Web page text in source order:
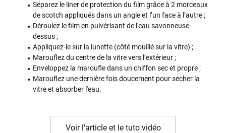
Séparez le liner de protection du film grâce à 2 morceaux
de scotch appliqués dans un angle et l’un face à l’autre ;
Déroulez le film en pulvérisant de l'eau savonneuse
dessus ;
Appliquez-le sur la lunette (côté mouillé sur la vitre) ;
Marouflez du centre de la vitre vers l’extérieur ;
Enveloppez la maroufle dans un chiffon sec et propre ;
Marouflez une dernière fois doucement pour sécher la
vitre et absorber l'eau.
Voir l'article et le tuto vidéo